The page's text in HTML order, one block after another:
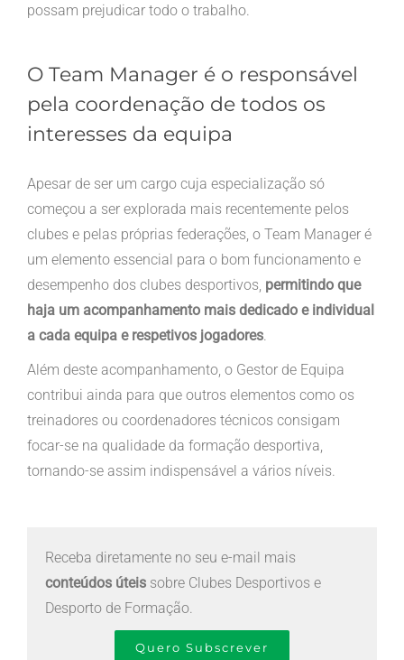
possam prejudicar todo o trabalho.
O Team Manager é o responsável
pela coordenação de todos os
interesses da equipa
Apesar de ser um cargo cuja especialização só
começou a ser explorada mais recentemente pelos
clubes e pelas próprias federações, o Team Manager é
um elemento essencial para o bom funcionamento e
desempenho dos clubes desportivos, permitindo que
haja um acompanhamento mais dedicado e individual
a cada equipa e respetivos jogadores.
Além deste acompanhamento, o Gestor de Equipa
contribui ainda para que outros elementos como os
treinadores ou coordenadores técnicos consigam
focar-se na qualidade da formação desportiva,
tornando-se assim indispensável a vários níveis.
Receba diretamente no seu e-mail mais
conteúdos úteis sobre Clubes Desportivos e
Desporto de Formação.
Quero Subscrever